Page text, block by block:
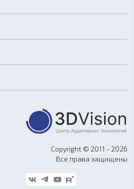
для вакуумного литья
Copyright © 2011 - 2026
Все права защищены